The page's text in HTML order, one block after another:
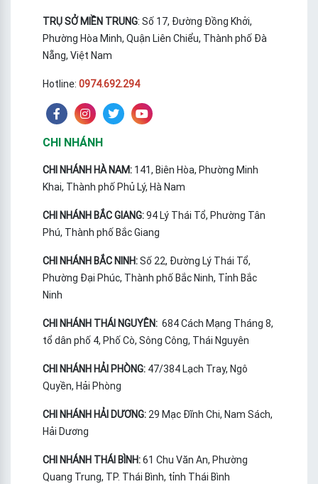
TRỤ SỞ MIỀN TRUNG: Số 17, Đường Đồng Khởi,
Phường Hòa Minh, Quận Liên Chiểu, Thành phố Đà
Nẵng, Việt Nam
Hotline: 0974.692.294
CHI NHÁNH
CHI NHÁNH HÀ NAM: 141, Biên Hòa, Phường Minh
Khai, Thành phố Phủ Lý, Hà Nam
CHI NHÁNH BẮC GIANG:94 Lý Thái Tổ, Phường Tân
Phú, Thành phố Bắc Giang
CHI NHÁNH BẮC NINH:Số 22, Đường Lý Thái Tổ,
Phường Đại Phúc, Thành phố Bắc Ninh, Tỉnh Bắc
Ninh
CHI NHÁNH THÁI NGUYÊN: 684 Cách Mạng Tháng 8,
tổ dân phố 4, Phố Cò, Sông Công, Thái Nguyên
CHI NHÁNH HẢI PHÒNG: 47/384 Lạch Tray, Ngô
Quyền, Hải Phòng
CHI NHÁNH HẢI DƯƠNG: 29 Mạc Đĩnh Chi, Nam Sách,
Hải Dương
CHI NHÁNH THÁI BÌNH:61 Chu Văn An, Phường
Quang Trung, TP. Thái Bình, tỉnh Thái Bình